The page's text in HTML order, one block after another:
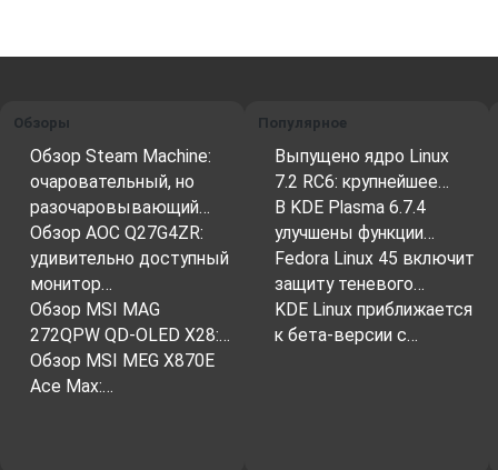
Обзоры
Обзор Steam Machine:
очаровательный, но
разочаровывающий…
Обзор AOC Q27G4ZR:
удивительно доступный
монитор…
Обзор MSI MAG
272QPW QD-OLED X28:…
Обзор MSI MEG X870E
Ace Max:…
Популярное
Выпущено ядро Linux
7.2 RC6: крупнейшее…
В KDE Plasma 6.7.4
улучшены функции…
Fedora Linux 45 включит
защиту теневого…
KDE Linux приближается
к бета-версии с…